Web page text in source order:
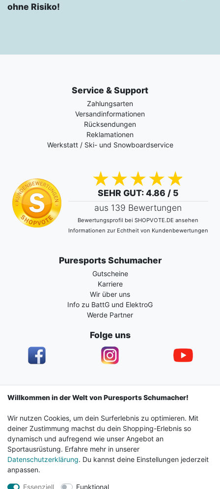
ohne Risiko!
Service & Support
Zahlungsarten
Versandinformationen
Rücksendungen
Reklamationen
Werkstatt / Ski- und Snowboardservice
SEHR GUT: 4.86 / 5
aus 139 Bewertungen
Bewertungsprofil bei SHOPVOTE.DE ansehen
Informationen zur Echtheit von Kundenbewertungen
Puresports Schumacher
Gutscheine
Karriere
Wir über uns
Info zu BattG und ElektroG
Werde Partner
Folge uns
Impressum Daten­schutz­erklärung AGB
Barrierefreiheitserklärung Widerrufs­recht
Vertrag widerrufen Kontakt
Willkommen in der Welt von Puresports Schumacher!
Wir nutzen Cookies, um dein Surferlebnis zu optimieren. Mit
deiner Zustimmung machst du dein Shopping-Erlebnis so
dynamisch und aufregend wie unser Angebot an
Sportausrüstung. Erfahre mehr in unserer
Datenschutzerklärung. Du kannst deine Einstellungen jederzeit
anpassen.
Essenziell Funktional